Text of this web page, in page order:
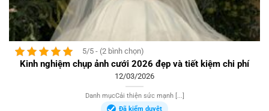
5/5 - (2 bình chọn)
Kinh nghiệm chụp ảnh cưới 2026 đẹp và tiết kiệm chi phí
12/03/2026
Danh mụcCải thiện sức mạnh [...]
Đã kiểm duyệt